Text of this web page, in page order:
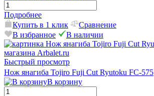
Подробнее
Купить в 1 клик
Сравнение
В избранное
В наличии
Быстрый просмотр
Нож янагиба Tojiro Fuji Cut Ryutoku FC-575
В корзину